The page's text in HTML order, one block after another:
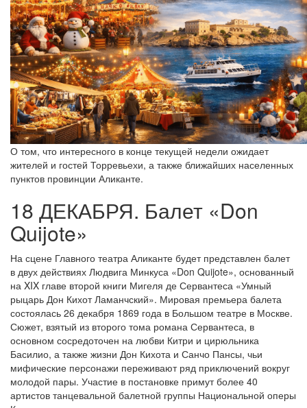
О том, что интересного в конце текущей недели ожидает
жителей и гостей Торревьехи, а также ближайших населенных
пунктов провинции Аликанте.
18 ДЕКАБРЯ. Балет «Don
Quijote»
На сцене Главного театра Аликанте будет представлен балет
в двух действиях Людвига Минкуса «Don Quijote», основанный
на XIX главе второй книги Мигеля де Сервантеса «Умный
рыцарь Дон Кихот Ламанчский». Мировая премьера балета
состоялась 26 декабря 1869 года в Большом театре в Москве.
Сюжет, взятый из второго тома романа Сервантеса, в
основном сосредоточен на любви Китри и цирюльника
Басилио, а также жизни Дон Кихота и Санчо Пансы, чьи
мифические персонажи переживают ряд приключений вокруг
молодой пары. Участие в постановке примут более 40
артистов танцевальной балетной группы Национальной оперы